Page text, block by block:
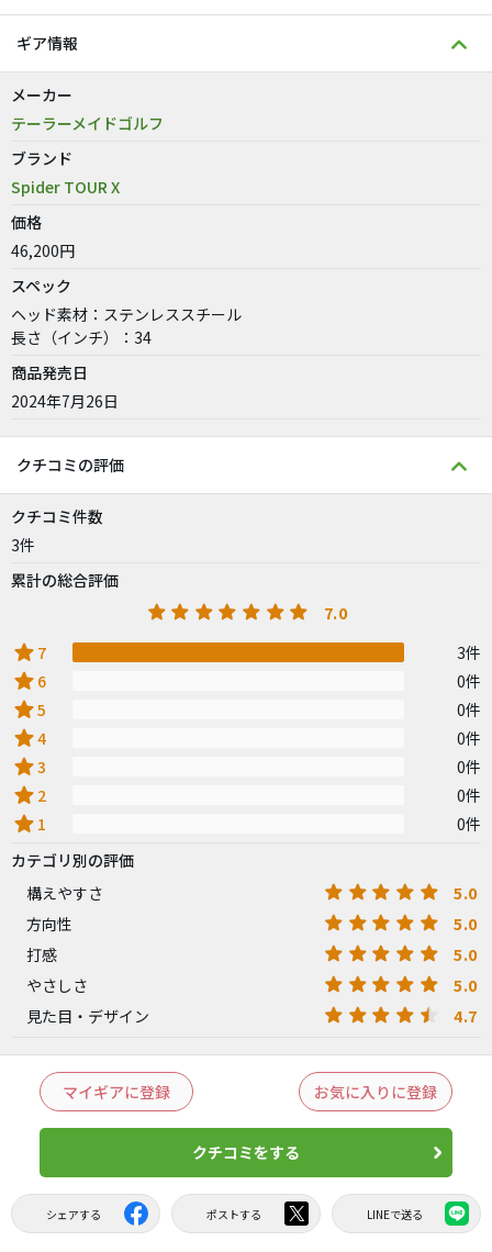
ギア情報
メーカー
テーラーメイドゴルフ
ブランド
Spider TOUR X
価格
46,200円
スペック
ヘッド素材：ステンレススチール
長さ（インチ）：34
商品発売日
2024年7月26日
クチコミの評価
クチコミ件数
3件
累計の総合評価
7.0
star 7 3件
star 6 0件
star5 0件
star4 0件
star3 0件
star 2 0件
star 1
0件
カテゴリ別の評価
構えやすさ
5.0
方向性 5.0
打感 5.0
やさしさ 5.0
見た目・デザイン 4.7
マイギアに登録 お気に入りに登録
クチコミをする
シェアする ポストする LINEで送る